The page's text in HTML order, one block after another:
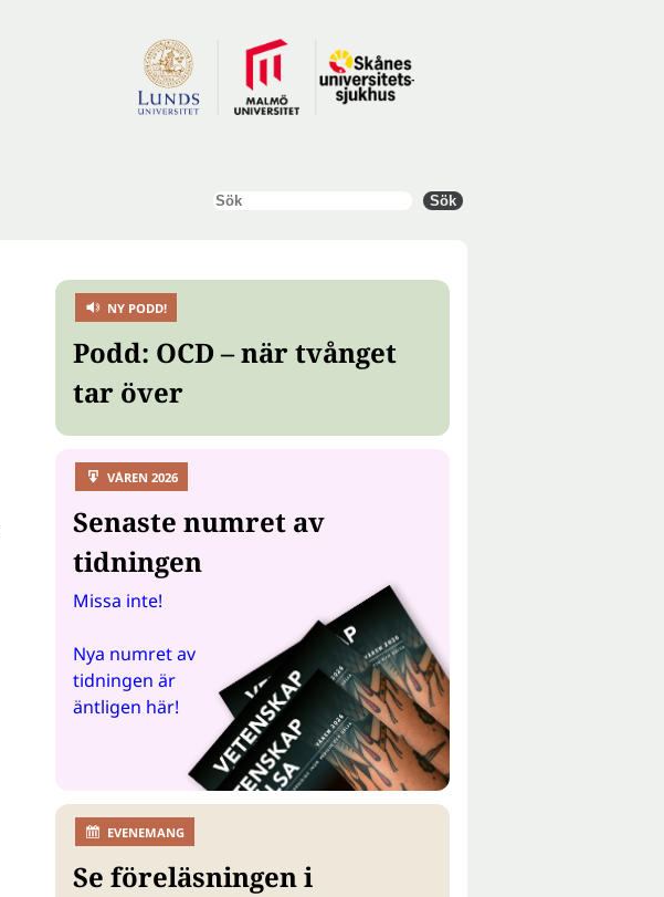
Sök Sök
NY PODD!
Podd: OCD – när tvånget
tar över
VÅREN 2026
Senaste numret av
tidningen
Missa inte!
Nya numret av
tidningen är
äntligen här!
EVENEMANG
Se föreläsningen i